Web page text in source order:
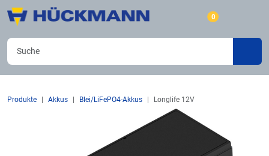
0
Produkte Akkus Blei/LiFePO4-Akkus Longlife 12V